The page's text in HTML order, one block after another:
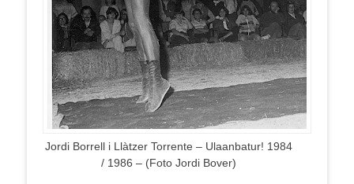
Jordi Borrell i Llàtzer Torrente – Ulaanbatur! 1984
/ 1986 – (Foto Jordi Bover)